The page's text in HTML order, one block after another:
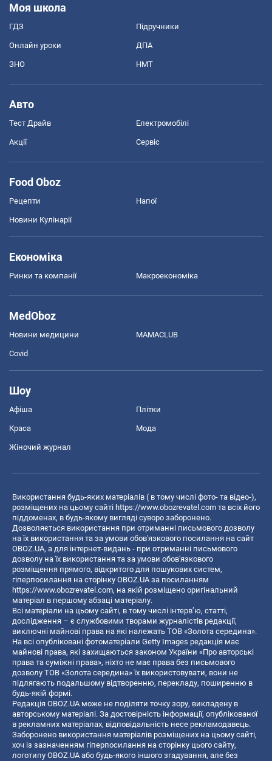
Моя школа
ГДЗ Підручники
Онлайн уроки ДПА
ЗНО НМТ
Авто
Тест Драйв Електромобілі
Акції Сервіс
Food Oboz
Рецепти Напої
Новини Кулінарії
Економіка
Ринки та компанії Макроекономіка
MedOboz
Новини медицини MAMACLUB
Covid
Шоу
Афіша Плітки
Краса Мода
Жіночий журнал
Використання будь-яких матеріалів ( в тому числі фото- та відео-),
розміщених на цьому сайті https://www.obozrevatel.com та всіх його
піддоменах, в будь-якому вигляді суворо заборонено.
Дозволяється використання при отриманні письмового дозволу
на їх використання та за умови обов'язкового посилання на сайт
OBOZ.UA, а для інтернет-видань - при отриманні письмового
дозволу на їх використання та за умови обов'язкового
розміщення прямого, відкритого для пошукових систем,
гіперпосилання на сторінку OBOZ.UA за посиланням
https://www.obozrevatel.com, на якій розміщено оригінальний
матеріал в першому абзаці матеріалу.
Всі матеріали на цьому сайті, в тому числі інтерв’ю, статті,
дослідження – є службовими творами журналістів редакції,
виключні майнові права на які належать ТОВ «Золота середина».
На всі опубліковані фотоматеріали Getty Images редакція має
майнові права, які захищаються законом України «Про авторські
права та суміжні права», ніхто не має права без письмового
дозволу ТОВ «Золота середина» їх використовувати, вони не
підлягають подальшому відтворенню, перекладу, поширенню в
будь-якій формі.
Редакція OBOZ.UA може не поділяти точку зору, викладену в
авторському матеріалі. За достовірність інформації, опублікованої
в рекламних матеріалах, відповідальність несе рекламодавець.
Заборонено використання матеріалів розміщених на цьому сайті,
хоч із зазначенням гіперпосилання на сторінку цього сайту,
логотипу OBOZ.UA або будь-якого іншого згадування, але без